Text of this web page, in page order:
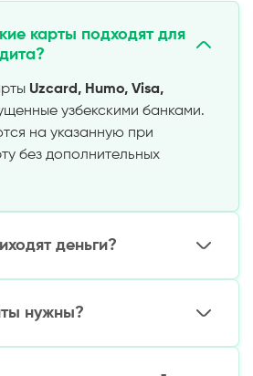
карты подходят для
Uzcard, Humo, Visa,
узбекскими банками.
на указанную при
без дополнительных
деньги?
после одобрения заявки.
корректно заполненных
нужны?
иномер